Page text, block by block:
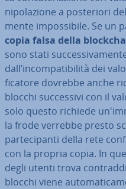
ni­po­la­zio­ne a po­ste­rio­ri
men­te im­pos­si­bi­le. Se un
copia falsa della
sono stati
dall’in­com­pa­ti­bi­li­tà dei
fi­ca­to­re dovrebbe anche
blocchi suc­ces­si­vi con il
solo questo richiede
la frode verrebbe presto
par­te­ci­pan­ti della rete
con la propria copia. In
degli utenti trova
blocchi viene